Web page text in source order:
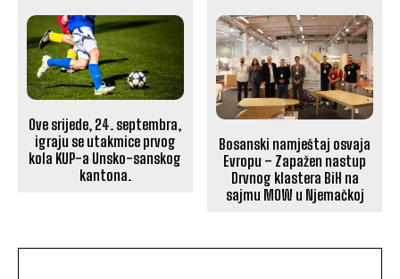
Ove srijede, 24. septembra,
igraju se utakmice prvog
kola KUP-a Unsko-sanskog
kantona.
Bosanski namještaj osvaja
Evropu – Zapažen nastup
Drvnog klastera BiH na
sajmu MOW u Njemačkoj